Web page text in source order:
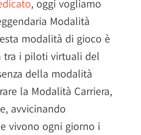
, oggi vogliamo
Modalità
modalità di gioco è
tra i piloti virtuali del
della modalità
la Modalità Carriera,
avvicinando
vivono ogni giorno i